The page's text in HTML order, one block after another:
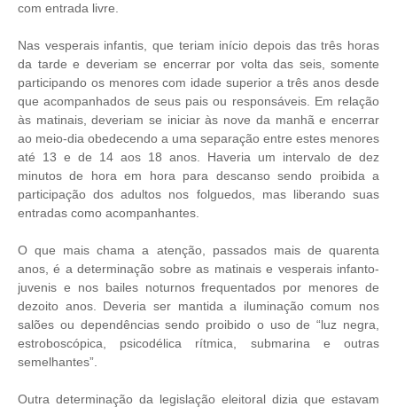
com entrada livre.
Nas vesperais infantis, que teriam início depois das três horas
da tarde e deveriam se encerrar por volta das seis, somente
participando os menores com idade superior a três anos desde
que acompanhados de seus pais ou responsáveis. Em relação
às matinais, deveriam se iniciar às nove da manhã e encerrar
ao meio-dia obedecendo a uma separação entre estes menores
até 13 e de 14 aos 18 anos. Haveria um intervalo de dez
minutos de hora em hora para descanso sendo proibida a
participação dos adultos nos folguedos, mas liberando suas
entradas como acompanhantes.
O que mais chama a atenção, passados mais de quarenta
anos, é a determinação sobre as matinais e vesperais infanto-
juvenis e nos bailes noturnos frequentados por menores de
dezoito anos. Deveria ser mantida a iluminação comum nos
salões ou dependências sendo proibido o uso de “luz negra,
estroboscópica, psicodélica rítmica, submarina e outras
semelhantes”.
Outra determinação da legislação eleitoral dizia que estavam